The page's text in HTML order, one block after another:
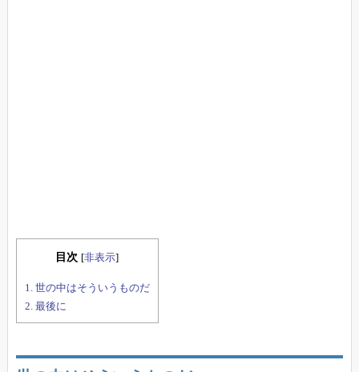
目次 [非表示]
1. 世の中はそういうものだ
2. 最後に